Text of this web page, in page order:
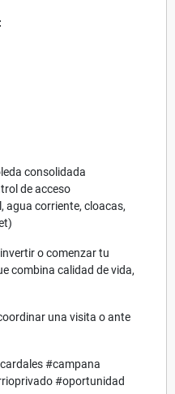
consolidada
de acceso
agua corriente, cloacas,
o comenzar tu
combina calidad de vida,
una visita o ante
#campana
#oportunidad